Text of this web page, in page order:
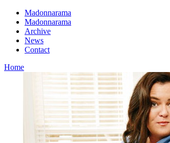
Madonnarama
Madonnarama
Archive
News
Contact
Home